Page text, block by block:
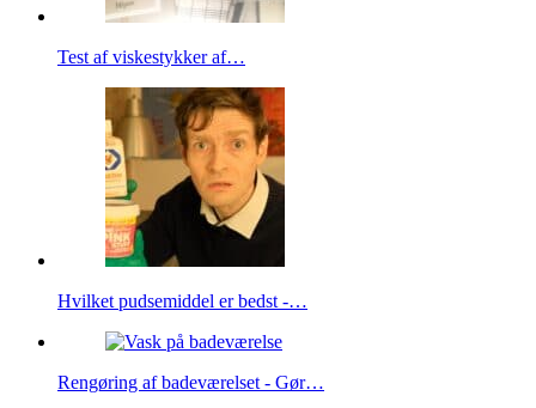
Test af viskestykker af…
Hvilket pudsemiddel er bedst -…
Rengøring af badeværelset - Gør…